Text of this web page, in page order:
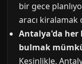
bir gece
aracı
Antalya'da her
bulmak
Kesinlikle.